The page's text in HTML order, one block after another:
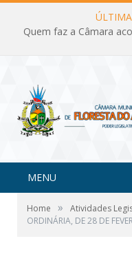
Quem faz a Câmara
MENU
Home » Atividades
ORDINÁRIA, DE 28 DE